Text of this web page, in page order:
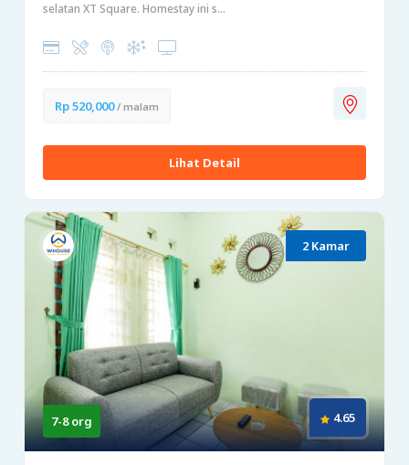
selatan XT Square. Homestay ini s...
Rp 520,000/ malam
Lihat Detail
2 Kamar
7-8 org 4.65